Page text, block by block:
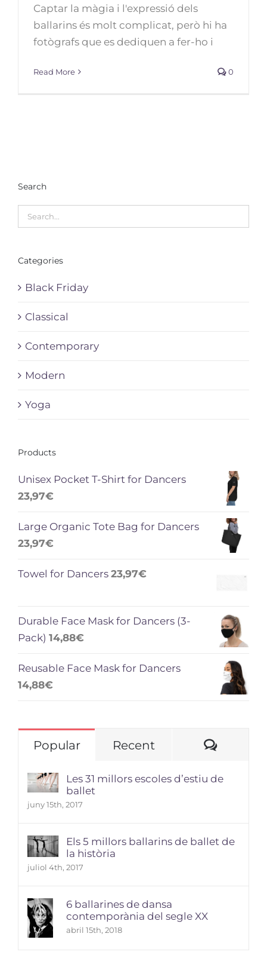
Captar la màgia i l'expressió dels
ballarins és molt complicat, però hi ha
fotògrafs que es dediquen a fer-ho i
Read More 0
Search
Categories
Black Friday
Classical
Contemporary
Modern
Yoga
Products
Unisex Pocket T-Shirt for Dancers
23,97€
Large Organic Tote Bag for Dancers
23,97€
Towel for Dancers 23,97€
Durable Face Mask for Dancers (3-
Pack) 14,88€
Reusable Face Mask for Dancers
14,88€
Popular Recent
Les 31 millors escoles d’estiu de
ballet
juny 15th, 2017
Els 5 millors ballarins de ballet de
la història
juliol 4th, 2017
6 ballarines de dansa
contemporània del segle XX
abril 15th, 2018